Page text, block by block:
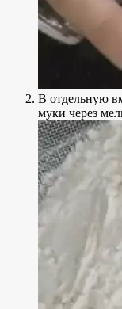
В отдельную
муки через